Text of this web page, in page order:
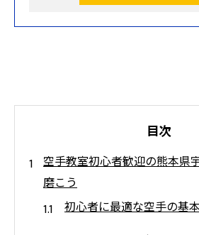
目次
空手教室初心者歓迎の熊本県
磨こう
初心者に最適な空手の基